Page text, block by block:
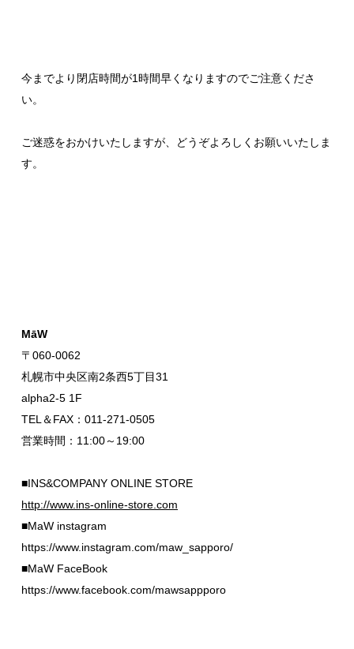
今までより閉店時間が1時間早くなりますのでご注意くださ
い。
ご迷惑をおかけいたしますが、どうぞよろしくお願いいたしま
す。
MāW
〒060-0062
札幌市中央区南2条西5丁目31
alpha2-5 1F
TEL＆FAX：011-271-0505
営業時間：11:00～19:00
■INS&COMPANY ONLINE STORE
http://www.ins-online-store.com
■MaW instagram
https://www.instagram.com/maw_sapporo/
■MaW FaceBook
https://www.facebook.com/mawsappporo